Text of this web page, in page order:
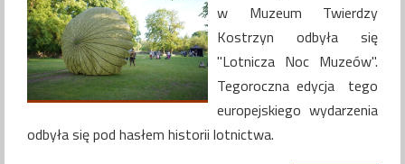
w Muzeum Twierdzy
Kostrzyn odbyła się
"Lotnicza Noc Muzeów".
Tegoroczna edycja tego
europejskiego wydarzenia
odbyła się pod hasłem historii lotnictwa.